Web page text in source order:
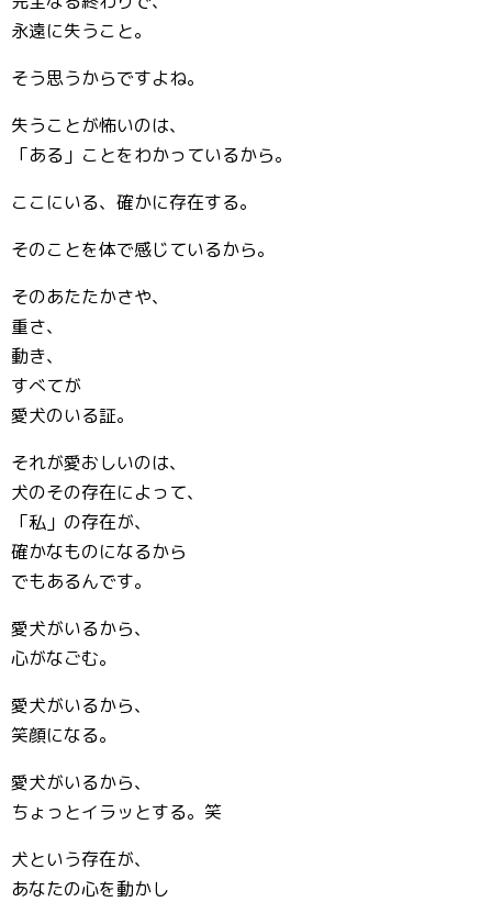
永遠に失うこと。
そう思うからですよね。
失うことが怖いのは、
「ある」ことをわかっているから。
ここにいる、確かに存在する。
そのことを体で感じているから。
そのあたたかさや、
重さ、
動き、
すべてが
愛犬のいる証。
それが愛おしいのは、
犬のその存在によって、
「私」の存在が、
確かなものになるから
でもあるんです。
愛犬がいるから、
心がなごむ。
愛犬がいるから、
笑顔になる。
愛犬がいるから、
ちょっとイラッとする。笑
犬という存在が、
あなたの心を動かし